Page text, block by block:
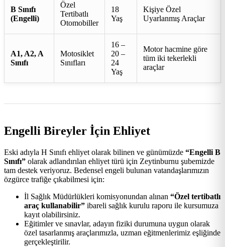
B Sınıfı
(Engelli)
Özel
Tertibatlı
Otomobiller
18
Yaş
Kişiye Özel
Uyarlanmış Araçlar
A1, A2, A
Sınıfı
Motosiklet
Sınıfları
16 –
20 –
24
Yaş
Motor hacmine göre
tüm iki tekerlekli
araçlar
Engelli Bireyler İçin Ehliyet
Eski adıyla H Sınıfı ehliyet olarak bilinen ve günümüzde “Engelli B
Sınıfı” olarak adlandırılan ehliyet türü için Zeytinburnu şubemizde
tam destek veriyoruz. Bedensel engeli bulunan vatandaşlarımızın
özgürce trafiğe çıkabilmesi için:
İl Sağlık Müdürlükleri komisyonundan alınan “Özel tertibatlı
araç kullanabilir” ibareli sağlık kurulu raporu ile kursumuza
kayıt olabilirsiniz.
Eğitimler ve sınavlar, adayın fiziki durumuna uygun olarak
özel tasarlanmış araçlarımızla, uzman eğitmenlerimiz eşliğinde
gerçekleştirilir.